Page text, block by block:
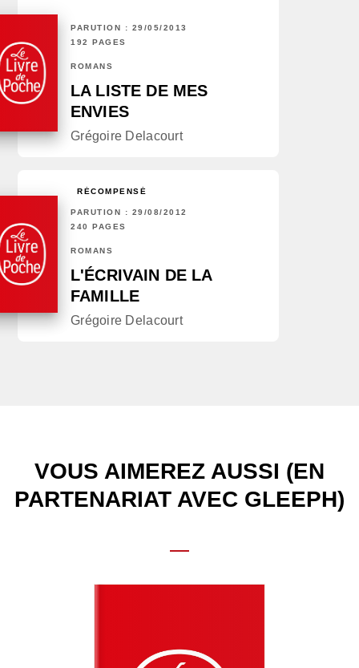
PARUTION : 29/05/2013
192 PAGES
ROMANS
LA LISTE DE MES
ENVIES
Grégoire Delacourt
RÉCOMPENSÉ
PARUTION : 29/08/2012
240 PAGES
ROMANS
L'ÉCRIVAIN DE LA
FAMILLE
Grégoire Delacourt
VOUS AIMEREZ AUSSI (EN
PARTENARIAT AVEC GLEEPH)